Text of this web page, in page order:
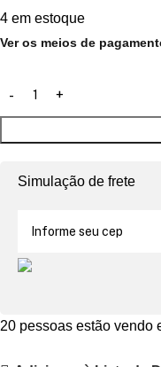
4 em estoque
Ver os meios de
Simulação de frete
20 pessoas estão vendo